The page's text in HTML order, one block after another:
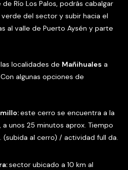
de Río Los Palos, podrás cabalgar
del sector y subir hacia el
al valle de Puerto Aysén y parte
localidades de Mañihuales a
Con algunas opciones de
este cerro se encuentra a la
unos 25 minutos aprox. Tiempo
(subida al cerro) / actividad full da.
sector ubicado a 10 km al